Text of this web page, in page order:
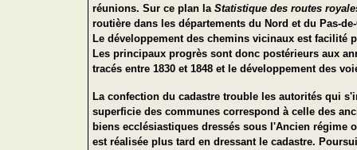
réunions. Sur ce plan la Statistique des routes
routière dans les départements du Nord et du Pas-
Le développement des chemins vicinaux est facilité
Les principaux progrès sont donc postérieurs aux
tracés entre 1830 et 1848 et le développement des
La confection du cadastre trouble les autorités qui
superficie des communes correspond à celle des
biens ecclésiastiques dressés sous l'Ancien
est réalisée plus tard en dressant le cadastre.